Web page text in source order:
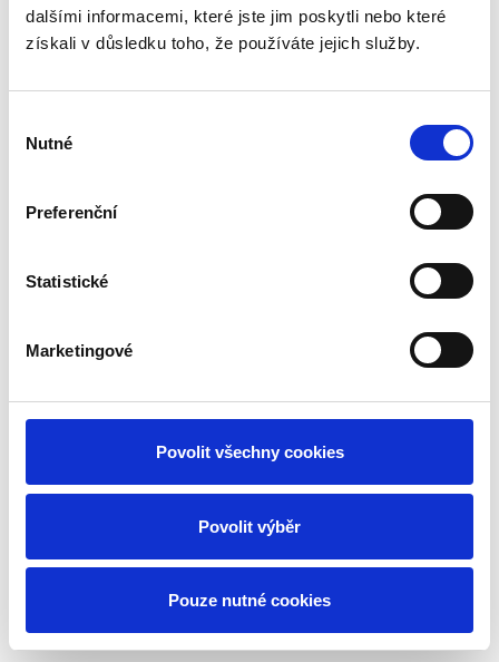
dalšími informacemi, které jste jim poskytli nebo které
získali v důsledku toho, že používáte jejich služby.
souhlasu
Nutné
Preferenční
Statistické
Marketingové
Povolit všechny cookies
Povolit výběr
Pouze nutné cookies